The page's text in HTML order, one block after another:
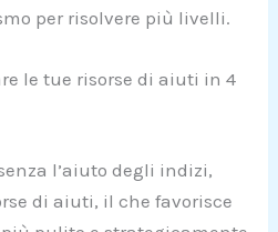
per risolvere più livelli.
le tue risorse di aiuti in 4
l’aiuto degli indizi,
di aiuti, il che favorisce